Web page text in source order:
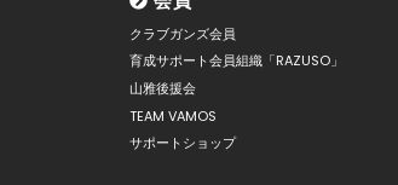
クラブガンズ会員
育成サポート会員組織「RAZUSO」
山雅後援会
TEAM VAMOS
サポートショップ